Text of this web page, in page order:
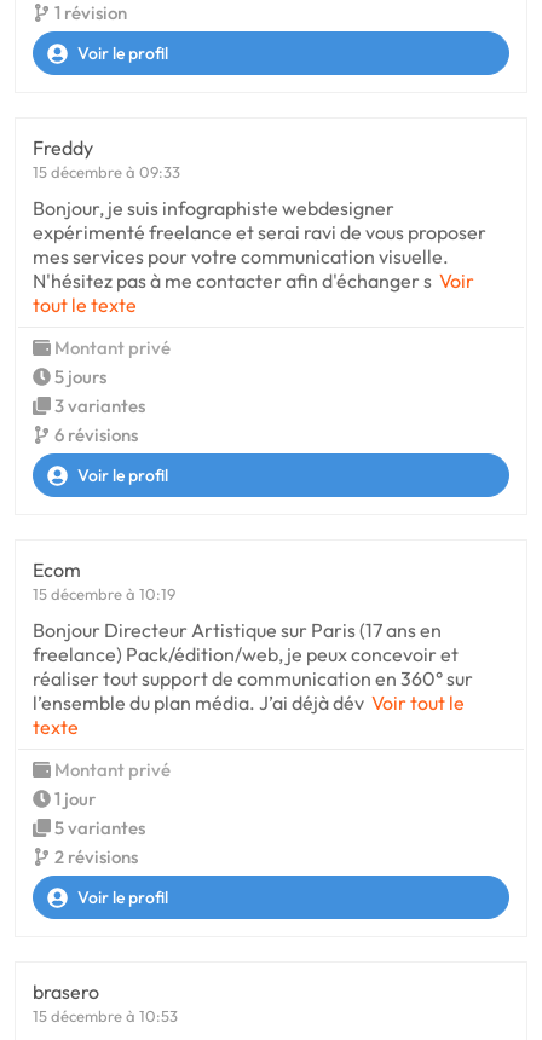
1 révision
Voir le profil
Freddy
15 décembre à 09:33
Bonjour, je suis infographiste webdesigner
expérimenté freelance et serai ravi de vous proposer
mes services pour votre communication visuelle.
N'hésitez pas à me contacter afin d'échanger s Voir
tout le texte
Montant privé
5 jours
3 variantes
6 révisions
Voir le profil
Ecom
15 décembre à 10:19
Bonjour Directeur Artistique sur Paris (17 ans en
freelance) Pack/édition/web, je peux concevoir et
réaliser tout support de communication en 360° sur
l’ensemble du plan média. J’ai déjà dév Voir tout le
texte
Montant privé
1 jour
5 variantes
2 révisions
Voir le profil
brasero
15 décembre à 10:53